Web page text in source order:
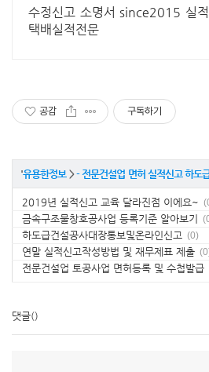
수정신고 소명서 since2015 실적 1.000회원돌파 FPIS
택배실적전문
공감 구독하기
'유용한정보 >- 전문건설업 면허 실적신고 하도
2019년 실적신고 교육 달라진점 이에요~
금속구조물창호공사업 등록기준 알아보기
하도급건설공사대장통보및온라인신고 (0)
연말 실적신고작성방법 및 재무제표 제출
전문건설업 토공사업 면허등록 및 수첩발급
댓글()